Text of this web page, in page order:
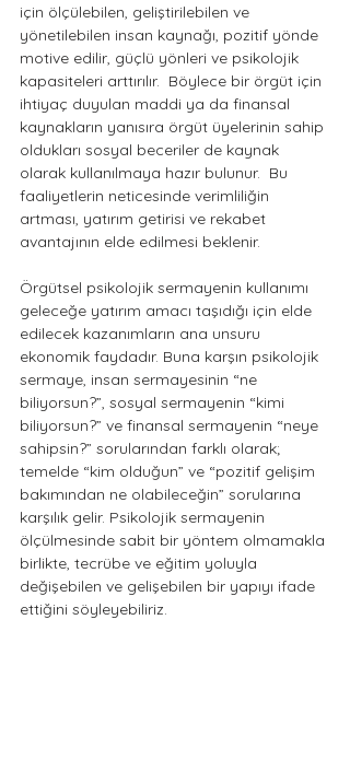
için ölçülebilen, geliştirilebilen ve
yönetilebilen insan kaynağı, pozitif yönde
motive edilir, güçlü yönleri ve psikolojik
kapasiteleri arttırılır.  Böylece bir örgüt için
ihtiyaç duyulan maddi ya da finansal
kaynakların yanısıra örgüt üyelerinin sahip
oldukları sosyal beceriler de kaynak
olarak kullanılmaya hazır bulunur.  Bu
faaliyetlerin neticesinde verimliliğin
artması, yatırım getirisi ve rekabet
avantajının elde edilmesi beklenir.
Örgütsel psikolojik sermayenin kullanımı
geleceğe yatırım amacı taşıdığı için elde
edilecek kazanımların ana unsuru
ekonomik faydadır. Buna karşın psikolojik
sermaye, insan sermayesinin “ne
biliyorsun?”, sosyal sermayenin “kimi
biliyorsun?” ve finansal sermayenin “neye
sahipsin?” sorularından farklı olarak;
temelde “kim olduğun” ve “pozitif gelişim
bakımından ne olabileceğin” sorularına
karşılık gelir. Psikolojik sermayenin
ölçülmesinde sabit bir yöntem olmamakla
birlikte, tecrübe ve eğitim yoluyla
değişebilen ve gelişebilen bir yapıyı ifade
ettiğini söyleyebiliriz.